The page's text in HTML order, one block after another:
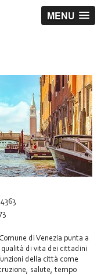
MENU
di Venezia punta a
di vita dei cittadini
della città come
salute, tempo